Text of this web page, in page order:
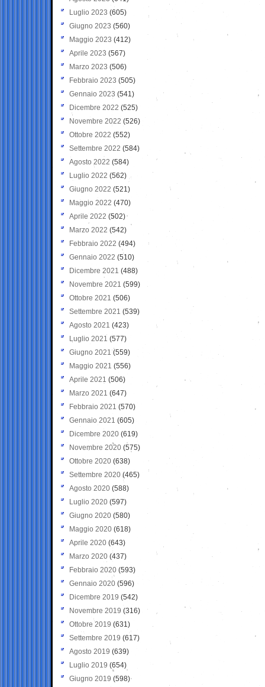
Luglio 2023 (605)
Giugno 2023 (560)
Maggio 2023 (412)
Aprile 2023 (567)
Marzo 2023 (506)
Febbraio 2023 (505)
Gennaio 2023 (541)
Dicembre 2022 (525)
Novembre 2022 (526)
Ottobre 2022 (552)
Settembre 2022 (584)
Agosto 2022 (584)
Luglio 2022 (562)
Giugno 2022 (521)
Maggio 2022 (470)
Aprile 2022 (502)
Marzo 2022 (542)
Febbraio 2022 (494)
Gennaio 2022 (510)
Dicembre 2021 (488)
Novembre 2021 (599)
Ottobre 2021 (506)
Settembre 2021 (539)
Agosto 2021 (423)
Luglio 2021 (577)
Giugno 2021(559)
Maggio 2021 (556)
Aprile 2021 (506)
Marzo 2021 (647)
Febbraio 2021 (570)
Gennaio 2021 (605)
Dicembre 2020 (619)
Novembre 2020 (575)
Ottobre 2020 (638)
Settembre 2020(465)
Agosto 2020 (588)
Luglio 2020 (597)
Giugno 2020 (580)
Maggio 2020 (618)
Aprile 2020 (643)
Marzo 2020 (437)
Febbraio 2020 (593)
Gennaio 2020 (596)
Dicembre 2019 (542)
Novembre 2019 (316)
Ottobre 2019 (631)
Settembre 2019 (617)
Agosto 2019 (639)
Luglio 2019 (654)
Giugno 2019 (598)